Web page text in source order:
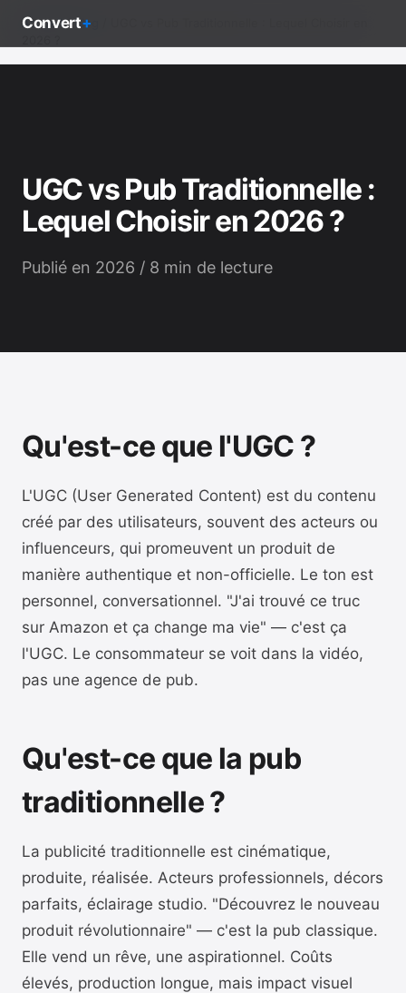
Convert+
Accueil/Blog
UGC vs Pub Traditionnelle :
Lequel Choisir en 2026 ?
Publié en 2026 / 8 min de lecture
Qu'est-ce que l'UGC ?
L'UGC (User Generated Content) est du contenu
créé par des utilisateurs, souvent des acteurs ou
influenceurs, qui promeuvent un produit de
manière authentique et non-officielle. Le ton est
personnel, conversationnel. "J'ai trouvé ce truc
sur Amazon et ça change ma vie" — c'est ça
l'UGC. Le consommateur se voit dans la vidéo,
pas une agence de pub.
Qu'est-ce que la pub
traditionnelle ?
La publicité traditionnelle est cinématique,
produite, réalisée. Acteurs professionnels, décors
parfaits, éclairage studio. "Découvrez le nouveau
produit révolutionnaire" — c'est la pub classique.
Elle vend un rêve, une aspirationnel. Coûts
élevés, production longue, mais impact visuel